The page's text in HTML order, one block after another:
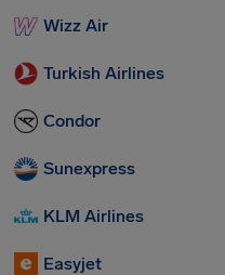
Wizz Air
Turkish Airlines
Condor
Sunexpress
KLM Airlines
Easyjet